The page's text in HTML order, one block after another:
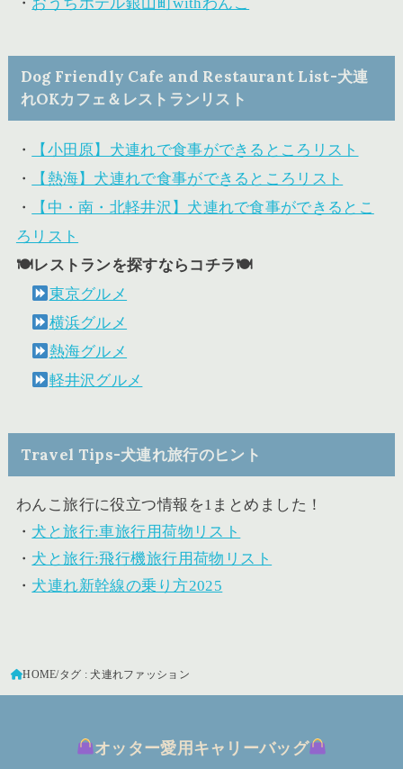
・ おうちホテル銀山町withわんこ
Dog Friendly Cafe and Restaurant List-犬連
れOKカフェ＆レストランリスト
・
【小田原】犬連れで食事ができるところリスト
・
【熱海】犬連れで食事ができるところリスト
・
【中・南・北軽井沢】犬連れで食事ができるとこ
ろリスト
🍽レストランを探すならコチラ🍽
東京グルメ
横浜グルメ
熱海グルメ
軽井沢グルメ
Travel Tips-犬連れ旅行のヒント
わんこ旅行に役立つ情報を1まとめました！
・ 犬と旅行:車旅行用荷物リスト
・ 犬と旅行:飛行機旅行用荷物リスト
・ 犬連れ新幹線の乗り方2025
HOME タグ : 犬連れファッション
オッター愛用キャリーバッグ